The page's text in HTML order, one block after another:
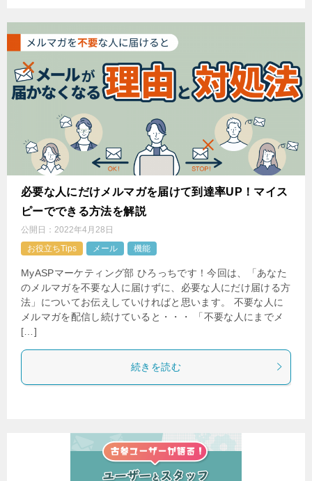
必要な人にだけメルマガを届けて到達率UP！マイス
ピーでできる方法を解説
公開日： 2022年4月28日
お役立ちTips
メール 機能
MyASPマーケティング部 ひろっちです！今回は、「あなた
のメルマガを不要な人に届けずに、必要な人にだけ届ける方
法」についてお伝えしていければと思います。 不要な人に
メルマガを配信し続けていると・・・ 「不要な人にまでメ
[…]
続きを読む